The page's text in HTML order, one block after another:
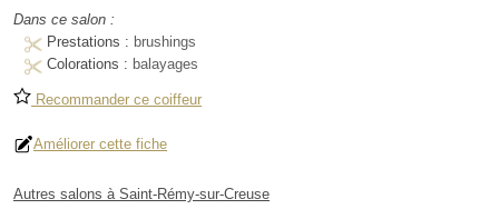
Dans ce salon :
Prestations : brushings
Colorations : balayages
Recommander ce coiffeur
Améliorer cette fiche
Autres salons à Saint-Rémy-sur-Creuse